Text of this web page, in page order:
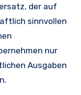
der auf
sinnvollen
nur
Ausgaben